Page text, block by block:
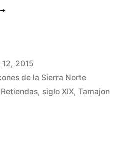
12, 2015
de la Sierra Norte
Retiendas, siglo XIX, Tamajon